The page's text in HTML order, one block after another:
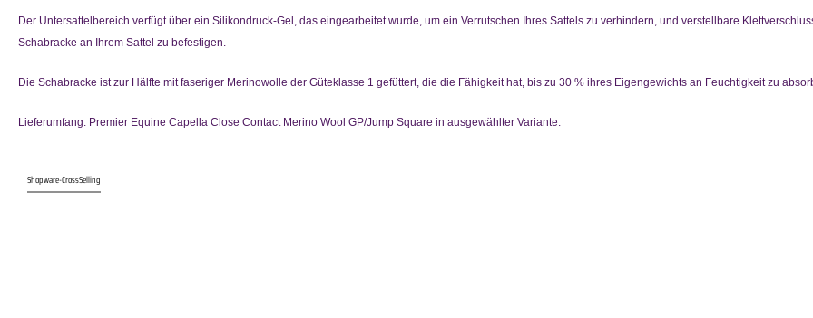
Der Untersattelbereich verfügt über ein Silikondruck-Gel, das eingearbeitet wurde, um ein Verrutschen Ihres Sattels zu verhindern, und verstellbare
Schabracke an Ihrem Sattel zu befestigen.
Die Schabracke ist zur Hälfte mit faseriger Merinowolle der Güteklasse 1 gefüttert, die die Fähigkeit hat, bis zu 30 % ihres Eigengewichts an Feuchtigkeit zu
Lieferumfang: Premier Equine Capella Close Contact Merino Wool GP/Jump Square in ausgewählter Variante.
Shopware-CrossSelling